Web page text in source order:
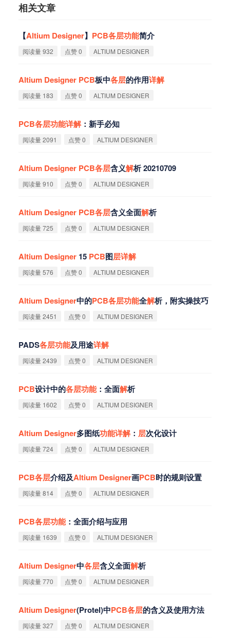
相关文章
【Altium Designer】 PCB各层功能简介
阅读量 932 点赞 0 ALTIUM DESIGNER
Altium Designer PCB板中各层的作用详解
阅读量 183 点赞 0 ALTIUM DESIGNER
PCB各层功能详解：新手必知
阅读量 2091 点赞 0 ALTIUM DESIGNER
Altium Designer PCB各层含义解析 20210709
阅读量 910 点赞 0 ALTIUM DESIGNER
Altium Designer PCB各层含义全面解析
阅读量 725 点赞 0 ALTIUM DESIGNER
Altium Designer 15 PCB图层详解
阅读量 576 点赞 0 ALTIUM DESIGNER
Altium Designer中的PCB各层功能全解析，附实操技巧
阅读量 2451 点赞 0 ALTIUM DESIGNER
PADS各层功能及用途详解
阅读量 2439 点赞 0 ALTIUM DESIGNER
PCB设计中的各层功能：全面解析
阅读量 1602 点赞 0 ALTIUM DESIGNER
Altium Designer多图纸功能详解： 层次化设计
阅读量 724 点赞 0 ALTIUM DESIGNER
PCB各层介绍及Altium Designer画PCB时的规则设置
阅读量 814 点赞 0 ALTIUM DESIGNER
PCB各层功能：全面介绍与应用
阅读量 1639 点赞 0 ALTIUM DESIGNER
Altium Designer中各层含义全面解析
阅读量 770 点赞 0 ALTIUM DESIGNER
Altium Designer(Protel)中PCB各层的含义及使用方法
阅读量 327 点赞 0 ALTIUM DESIGNER